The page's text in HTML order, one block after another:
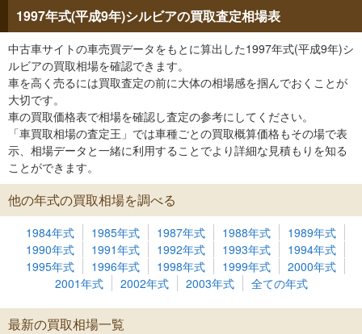
1997年式(平成9年)シルビアの買取査定相場表
中古車サイトの車売買データをもとに算出した1997年式(平成9年)シ
ルビアの買取相場を確認できます。
車を高く売るには買取査定の前に大体の相場感を掴んでおくことが
大切です。
車の買取価格表で相場を確認し査定の参考にしてください。
「車買取相場の査定王」では車種ごとの買取概算価格もその場で表
示、相場データと一緒に利用することでより詳細な見積もりを知る
ことができます。
他の年式の買取相場を調べる
1984年式 1985年式 1987年式 1988年式
1989年式
1990年式
1991年式 1992年式 1993年式
1994年式
1995年式
1996年式 1998年式 1999年式
2000年式
2001年式
2002年式 2003年式 全ての年式
最新の買取相場一覧